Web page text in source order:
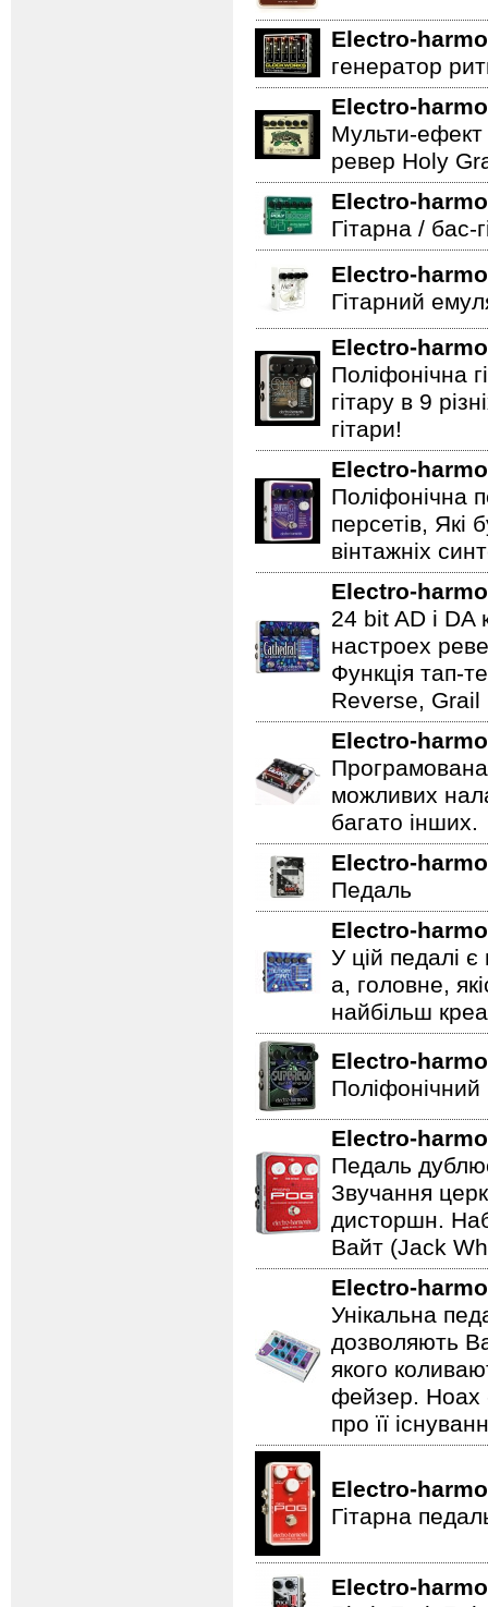
Electro-
генератор
Electro-
Мульти-ефект
ревер Holy
Electro-
Гітарна / бас-
Electro-
Гітарний
Electro-
Поліфонічна
гітару в 9
гітари!
Electro-
Поліфонічна
персетів, Які
вінтажніх
Electro-
24 bit AD і
настроех
Функція тап-
Reverse, Grail
Electro-
можливих
багато інших.
Electro-
Педаль
Electro-
У цій педалі
а, головне,
найбільш
Electro-
Поліфонічний
Electro-
Педаль
Звучання
дисторшн.
Вайт (Jack
Electro-
Унікальна
дозволяють
якого
фейзер. Hoax
про її
Electro-
Гітарна
Electro-